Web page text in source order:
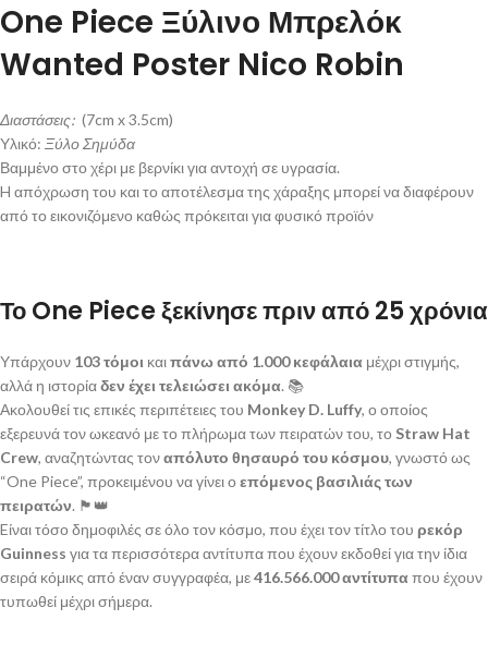
One Piece Ξύλινο Μπρελόκ
Wanted Poster Nico Robin
Διαστάσεις: (7cm x 3.5cm)
Υλικό: Ξύλο Σημύδα
Βαμμένο στο χέρι με βερνίκι για αντοχή σε υγρασία.
H απόχρωση του και το αποτέλεσμα της χάραξης μπορεί να διαφέρουν
από το εικονιζόμενο καθώς πρόκειται για φυσικό προϊόν
Το One Piece ξεκίνησε πριν από 25 χρόνια
Υπάρχουν 103 τόμοι καιπάνω από 1.000 κεφάλαια μέχρι στιγμής,
αλλά η ιστορίαδεν έχει τελειώσει ακόμα. 📚
Ακολουθεί τις επικές περιπέτειες του Monkey D. Luffy, ο οποίος
εξερευνά τον ωκεανό με το πλήρωμα των πειρατών του, το Straw Hat
Crew, αναζητώντας τοναπόλυτο θησαυρό του κόσμου, γνωστό ως
“One Piece”, προκειμένου να γίνει ο επόμενος βασιλιάς των
πειρατών. 🏴️️👑
Eίναι τόσο δημοφιλές σε όλο τον κόσμο, που έχει τον τίτλο του ρεκόρ
Guinness για τα περισσότερα αντίτυπα που έχουν εκδοθεί για την ίδια
σειρά κόμικς από έναν συγγραφέα, με416.566.000 αντίτυπαπου έχουν
τυπωθεί μέχρι σήμερα.